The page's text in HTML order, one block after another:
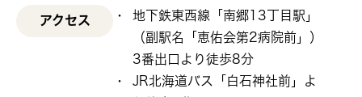
アクセス
地下鉄東西線「南郷13丁目駅」
（副駅名「恵佑会第2病院前」）
3番出口より徒歩8分
JR北海道バス「白石神社前」よ